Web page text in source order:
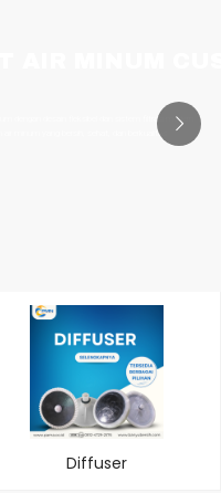
dengan desain fleksibel dan sistem filtrasi modern
air minum yang bersih, sehat, dan berkualitas.
Diffuser